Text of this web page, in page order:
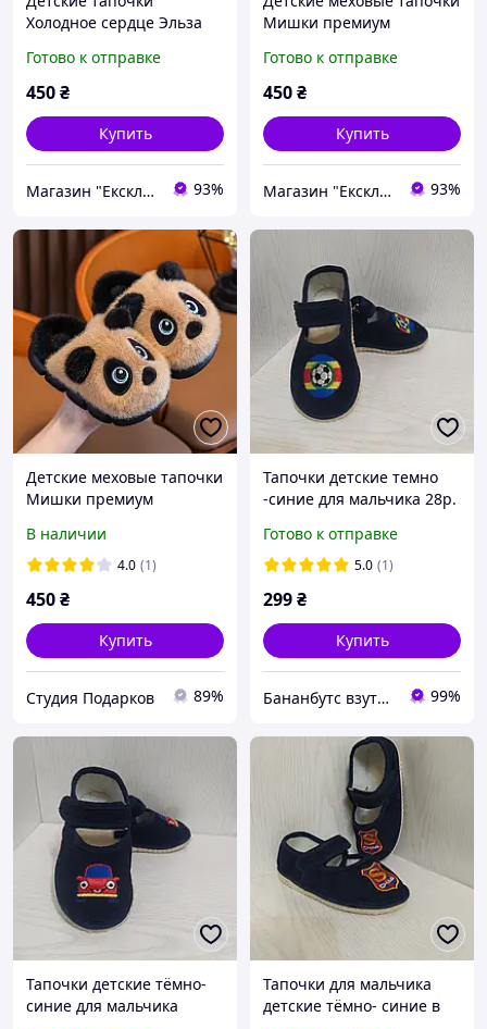
Холодное сердце Эльза
Готово к отправке
450₴
Купить
Магазин "Ексклюзив" 93%
Мишки премиум
Готово к отправке
450₴
Купить
Магазин "Ексклюзив" 93%
Детские меховые тапочки
Мишки премиум
В наличии
4.0 (1)
450₴
Купить
Студия Подарков 89%
Тапочки детские темно
-синие для мальчика 28р.
Готово к отправке
5.0 (1)
299₴
Купить
Бананбутс взуття сумки рюкзаки аксесуари 99%
Тапочки детские тёмно-
синие для мальчика
Тапочки для мальчика
детские тёмно- синие в